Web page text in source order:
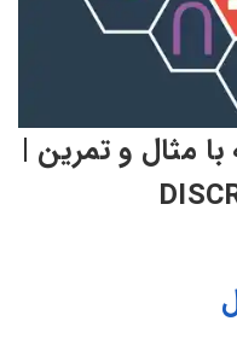
مثال و تمرین |